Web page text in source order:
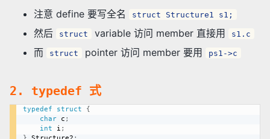
注意 define 要写全名 struct Structure1 s1;
然后 struct variable 访问 member 直接用 s1.c
而 struct pointer 访问 member 要用 ps1->c
2. typedef 式
typedef struct
{
char c ;
int i ;